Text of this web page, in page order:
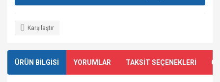
Karşılaştır
ÜRÜN BİLGİSİ YORUMLAR TAKSİT SEÇENEKLERİ